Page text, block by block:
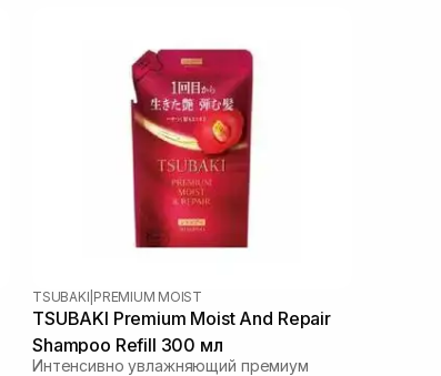
TSUBAKI PREMIUM MOIST
TSUBAKI Premium Moist And Repair
Shampoo Refill 300 мл
Интенсивно увлажняющий премиум